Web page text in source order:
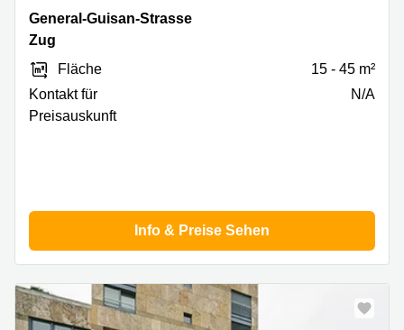
General-
Guisan-
6/8,
Zug
General-Guisan-Strasse
Zug
Fläche
15 - 45 m²
Kontakt für
Preisauskunft
N/A
Info & Preise Sehen